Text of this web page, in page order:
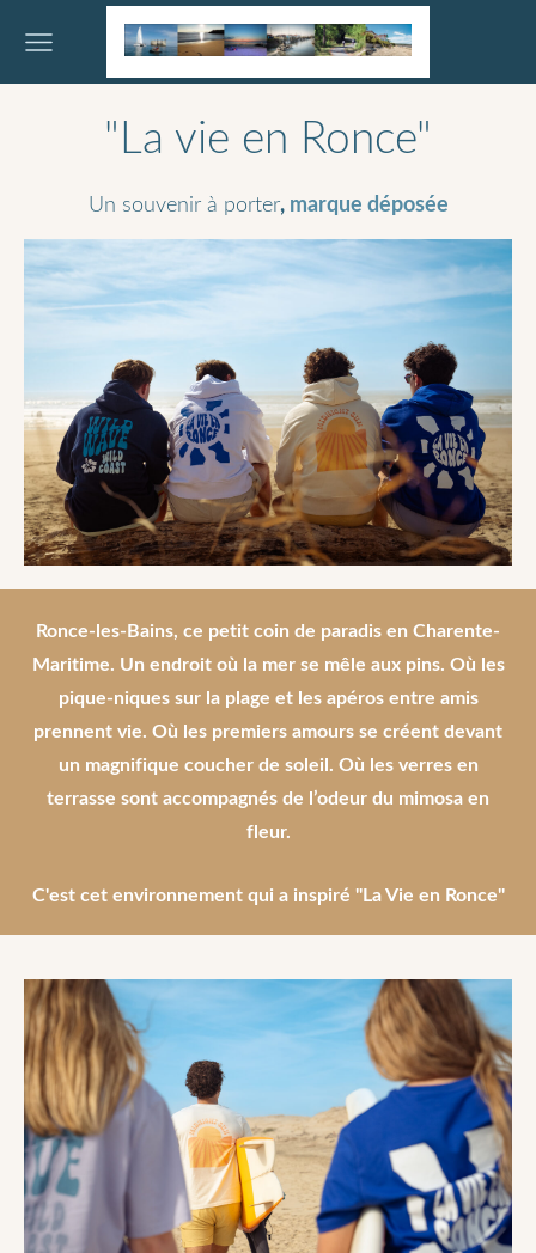
"La vie en Ronce"
Un souvenir à porter,marque déposée
Ronce-les-Bains, ce petit coin de paradis en Charente-
Maritime. Un endroit où la mer se mêle aux pins. Où les
pique-niques sur la plage et les apéros entre amis
prennent vie. Où les premiers amours se créent devant
un magnifique coucher de soleil. Où les verres en
terrasse sont accompagnés de l’odeur du mimosa en
fleur.
C'est cet environnement qui a inspiré "La Vie en Ronce"